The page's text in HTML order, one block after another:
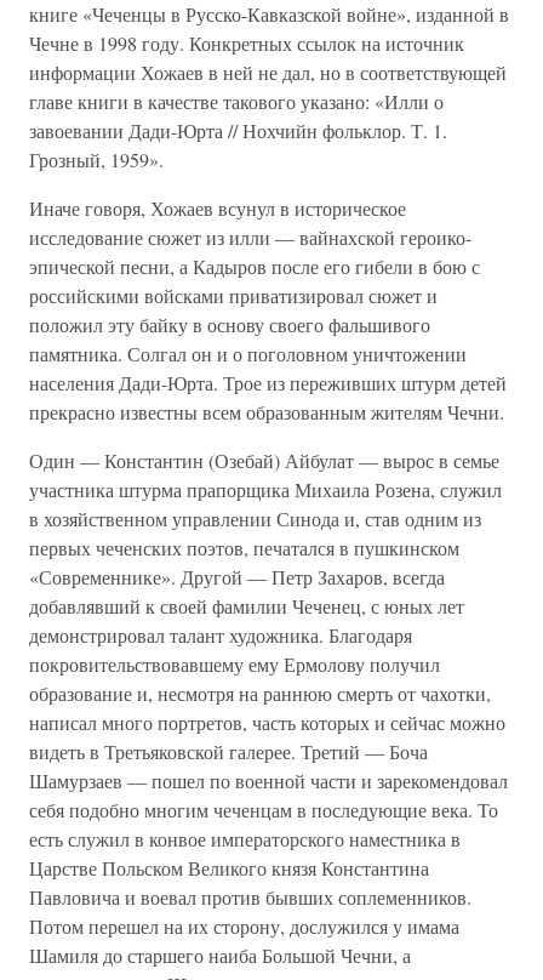
книге «Чеченцы в Русско-Кавказской войне», изданной в
Чечне в 1998 году. Конкретных ссылок на источник
информации Хожаев в ней не дал, но в соответствующей
главе книги в качестве такового указано: «Илли о
завоевании Дади-Юрта // Нохчийн фольклор. Т. 1.
Грозный, 1959».
Иначе говоря, Хожаев всунул в историческое
исследование сюжет из илли — вайнахской героико-
эпической песни, а Кадыров после его гибели в бою с
российскими войсками приватизировал сюжет и
положил эту байку в основу своего фальшивого
памятника. Солгал он и о поголовном уничтожении
населения Дади-Юрта. Трое из переживших штурм детей
прекрасно известны всем образованным жителям Чечни.
Один — Константин (Озебай) Айбулат — вырос в семье
участника штурма прапорщика Михаила Розена, служил
в хозяйственном управлении Синода и, став одним из
первых чеченских поэтов, печатался в пушкинском
«Современнике». Другой — Петр Захаров, всегда
добавлявший к своей фамилии Чеченец, с юных лет
демонстрировал талант художника. Благодаря
покровительствовавшему ему Ермолову получил
образование и, несмотря на раннюю смерть от чахотки,
написал много портретов, часть которых и сейчас можно
видеть в Третьяковской галерее. Третий — Боча
Шамурзаев — пошел по военной части и зарекомендовал
себя подобно многим чеченцам в последующие века. То
есть служил в конвое императорского наместника в
Царстве Польском Великого князя Константина
Павловича и воевал против бывших соплеменников.
Потом перешел на их сторону, дослужился у имама
Шамиля до старшего наиба Большой Чечни, а